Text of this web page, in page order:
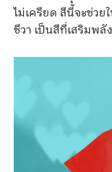
ไม่เครียด สีนี้จะช่ว
ชีวา เป็นสีที่เสริมพ